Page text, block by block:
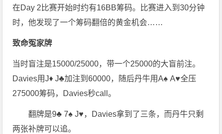
在Day 2比赛开始时约有16BB筹码。比赛进入到30分钟
时，他发现了一个筹码翻倍的黄金机会……
致命冤家牌
当时盲注是15000/25000，带一个25000的大盲前注。
Davies用J♦ J♣加注到60000，随后丹牛用A♠ A♥全压
275000筹码，Davies秒call。
翻牌是9♣ 7♠ J♥，Davies拿到了三条，而丹牛只剩
两张补牌可以追。